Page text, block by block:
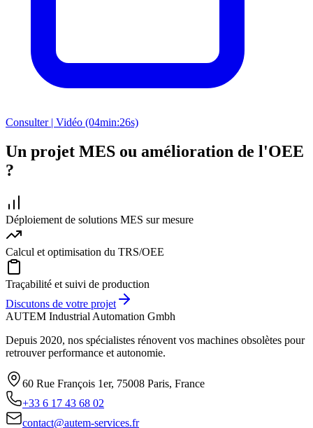
Consulter | Vidéo (04min:26s)
Un projet MES ou amélioration de l'OEE
?
Déploiement de solutions MES sur mesure
Calcul et optimisation du TRS/OEE
Traçabilité et suivi de production
Discutons de votre projet
AUTEM Industrial Automation Gmbh
Depuis 2020, nos spécialistes rénovent vos machines obsolètes pour
retrouver performance et autonomie.
60 Rue François 1er, 75008 Paris, France
+33 6 17 43 68 02
contact@autem-services.fr